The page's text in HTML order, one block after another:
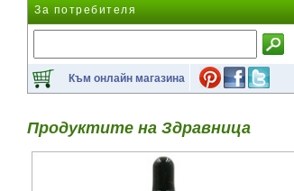
За потребителя
Към онлайн магазина
Продуктите на Здравница